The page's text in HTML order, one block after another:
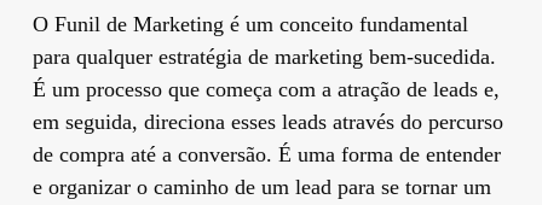
O Funil de Marketing é um conceito fundamental
para qualquer estratégia de marketing bem-sucedida.
É um processo que começa com a atração de leads e,
em seguida, direciona esses leads através do percurso
de compra até a conversão. É uma forma de entender
e organizar o caminho de um lead para se tornar um